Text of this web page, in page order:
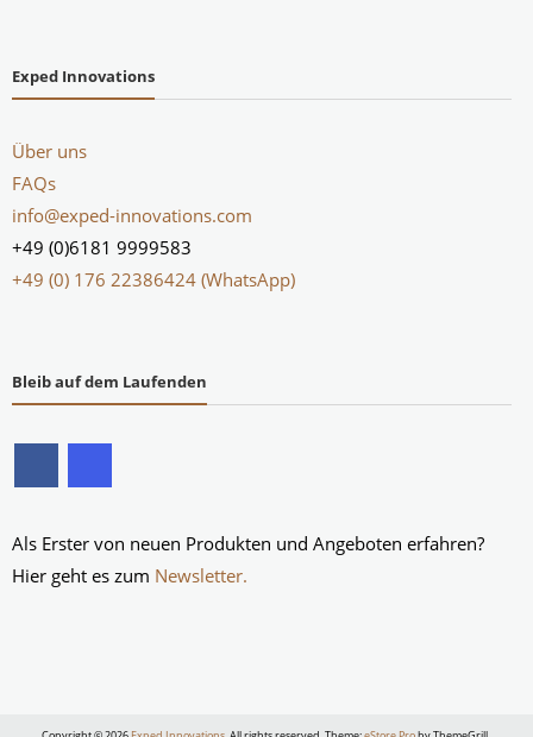
Exped Innovations
Über uns
FAQs
info@exped-innovations.com
+49 (0)6181 9999583
+49 (0) 176 22386424 (WhatsApp)
Bleib auf dem Laufenden
Als Erster von neuen Produkten und Angeboten erfahren?
Hier geht es zum Newsletter.